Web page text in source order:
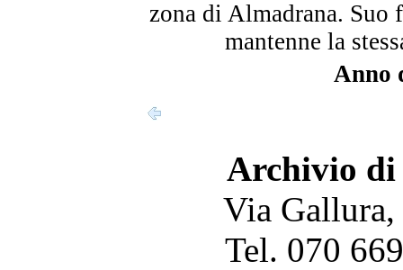
zona di Almadrana.
mantenne la
Anno
Archivio
Via
Tel. 070